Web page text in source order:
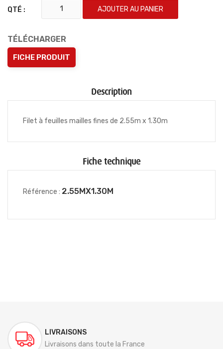
QTÉ : AJOUTER AU PANIER
TÉLÉCHARGER
FICHE PRODUIT
Description
Filet à feuilles mailles fines de 2.55m x 1.30m
Fiche technique
Référence : 2.55MX1.30M
LIVRAISONS
Livraisons dans toute la France